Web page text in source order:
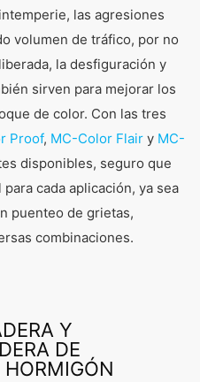
las agresiones
volumen de tráfico, por no
la desfiguración y
sirven para mejorar los
de color. Con las tres
Proof, MC-Color Flair y MC-
disponibles, seguro que
cada aplicación, ya sea
puenteo de grietas,
combinaciones.
Y
DE